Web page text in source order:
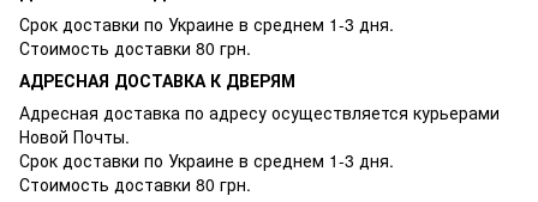
Срок доставки по Украине в среднем 1-3 дня.
Стоимость доставки 80 грн.
АДРЕСНАЯ ДОСТАВКА К ДВЕРЯМ
Адресная доставка по адресу осуществляется курьерами
Новой Почты.
Срок доставки по Украине в среднем 1-3 дня.
Стоимость доставки 80 грн.